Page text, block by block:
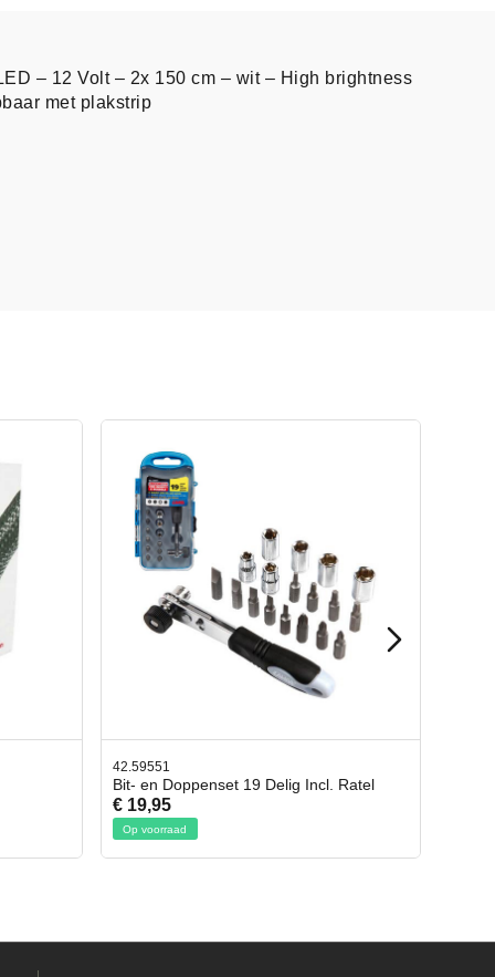
– 12 Volt – 2x 150 cm – wit – High brightness
met plakstrip
Ratel
42.65998
Afbreekmes 2 stuks
€ 10,95
Op voorraad